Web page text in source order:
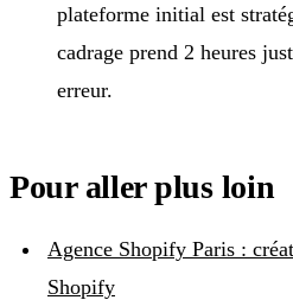
plateforme initial est
cadrage prend 2 heures
erreur.
Pour aller plus loin
Agence Shopify Paris :
Shopify